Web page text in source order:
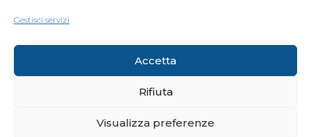
Gestisci servizi
Accetta
Rifiuta
Visualizza preferenze